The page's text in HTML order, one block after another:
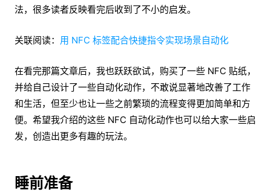
法，很多读者反映看完后收到了不小的启发。
关联阅读： 用 NFC 标签配合快捷指令实现场景自动化
在看完那篇文章后，我也跃跃欲试，购买了一些 NFC 贴纸，
并给自己设计了一些自动化动作，不敢说显著地改善了工作
和生活，但至少也让一些之前繁琐的流程变得更加简单和方
便。希望我介绍的这些 NFC 自动化动作也可以给大家一些启
发，创造出更多有趣的玩法。
睡前准备